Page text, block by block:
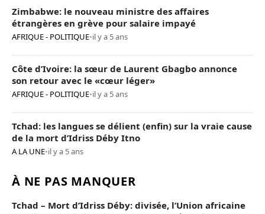
Zimbabwe: le nouveau ministre des affaires
étrangères en grève pour salaire impayé
AFRIQUE - POLITIQUE•il y a 5 ans
Côte d’Ivoire: la sœur de Laurent Gbagbo annonce
son retour avec le «cœur léger»
AFRIQUE - POLITIQUE•il y a 5 ans
Tchad: les langues se délient (enfin) sur la vraie cause
de la mort d’Idriss Déby Itno
A LA UNE•il y a 5 ans
À NE PAS MANQUER
Tchad – Mort d’Idriss Déby: divisée, l’Union africaine